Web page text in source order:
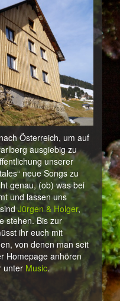
Österreich, um auf
ausgiebig zu
unserer
neue Songs zu
genau, (ob) was bei
und lassen uns
Jürgen & Holger,
stehen. Bis zur
ihr euch mit
von denen man seit
Homepage anhören
unter Music.